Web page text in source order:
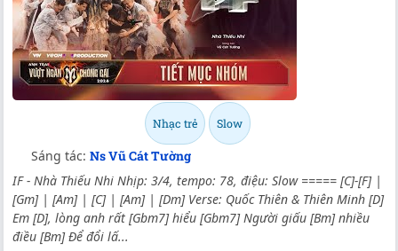
Nhạc trẻ Slow
Sáng tác: Ns Vũ Cát Tường
IF - Nhà Thiếu Nhi Nhịp: 3/4, tempo: 78, điệu: Slow ===== [C]-[F] |
[Gm] | [Am] | [C] | [Am] | [Dm] Verse: Quốc Thiên & Thiên Minh [D]
Em [D], lòng anh rất [Gbm7] hiểu [Gbm7] Người giấu [Bm] nhiều
điều [Bm] Để đổi lấ...